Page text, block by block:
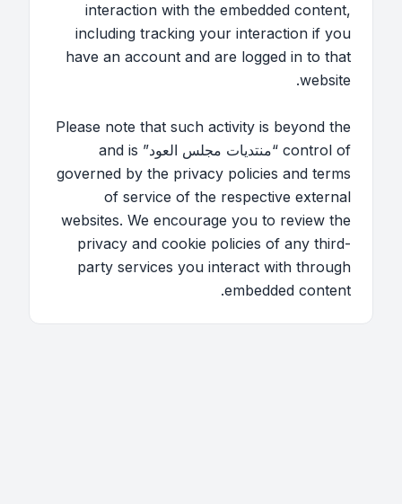
interaction with the embedded content,
including tracking your interaction if you
have an account and are logged in to that
website.
Please note that such activity is beyond the
control of “منتديات مجلس العود” and is
governed by the privacy policies and terms
of service of the respective external
websites. We encourage you to review the
privacy and cookie policies of any third-
party services you interact with through
embedded content.